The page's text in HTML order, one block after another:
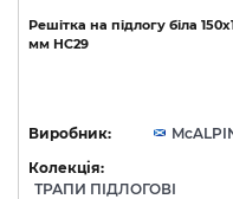
Решітка на підлогу біла
мм HC29
Виробник:
Колекція:
ТРАПИ ПІДЛОГОВІ